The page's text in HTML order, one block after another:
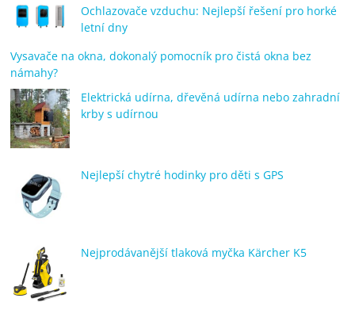
Ochlazovače vzduchu: Nejlepší řešení pro horké
letní dny
Vysavače na okna, dokonalý pomocník pro čistá okna bez
námahy?
Elektrická udírna, dřevěná udírna nebo zahradní
krby s udírnou
Nejlepší chytré hodinky pro děti s GPS
Nejprodávanější tlaková myčka Kärcher K5